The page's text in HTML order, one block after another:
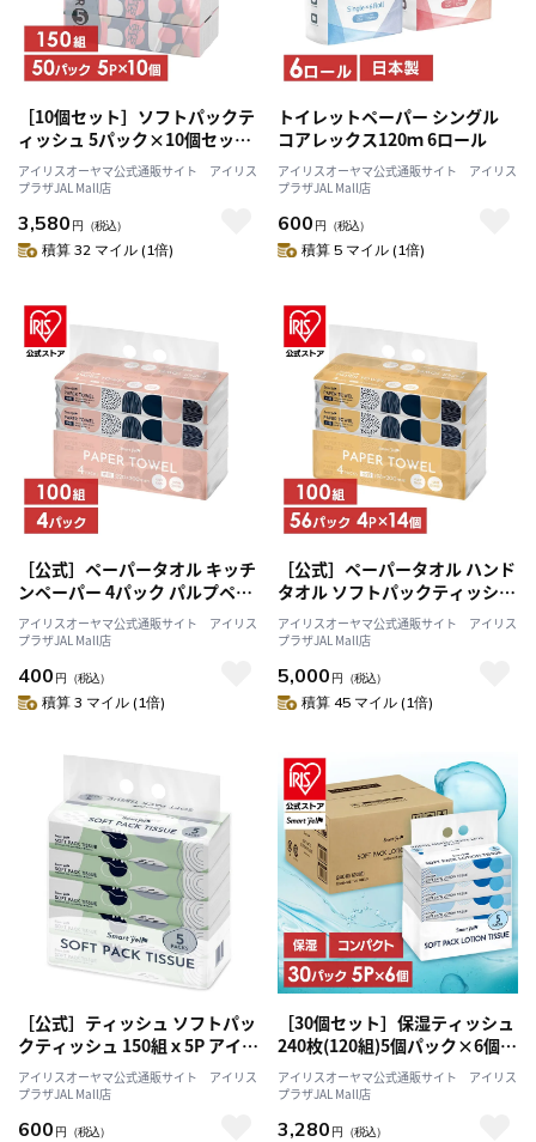
［10個セット］ソフトパックテ
ィッシュ 5パック×10個セット
50パックティッシュペーパー テ
ィッシュ ソフトパック スマー
アイリスオーヤマ公式通販サイト アイリス
プラザJAL Mall店
3,580 円 （税込）
積算 32 マイル (1倍)
トイレットペーパー シングル
コアレックス120ｍ 6ロール
アイリスオーヤマ公式通販サイト アイリス
プラザJAL Mall店
600 円 （税込）
積算 5 マイル (1倍)
［公式］ペーパータオル キッチ
ンペーパー 4パック パルプペー
パータオル 100組 中判 4Pセッ
ト ペーパータオル コンパクト
判 100組 200枚 ピュアパルプ 手
拭きペーパー スマートエール 2
アイリスオーヤマ公式通販サイト アイリス
プラザJAL Mall店
400 円 （税込）
積算 3 マイル (1倍)
［公式］ペーパータオル ハンド
タオル ソフトパックティッシュ
56パック ティッシュ まとめ買
い 大容量 備蓄 防災 コンパクト
オル 小サイズ 小判 100組 200枚
アイリスオーヤマ公式通販サイト アイリス
プラザJAL Mall店
5,000 円 （税込）
積算 45 マイル (1倍)
［公式］ティッシュ ソフトパッ
クティッシュ 150組ｘ5P アイリ
スオーヤマ
アイリスオーヤマ公式通販サイト アイリス
プラザJAL Mall店
600 円 （税込）
［30個セット］保湿ティッシュ
240枚(120組)5個パック×6個セ
ット
アイリスオーヤマ公式通販サイト アイリス
プラザJAL Mall店
3,280 円 （税込）